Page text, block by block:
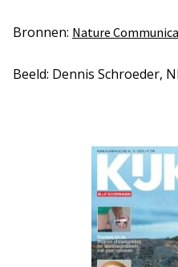
Bronnen: Nature
Beeld: Dennis Schroeder,